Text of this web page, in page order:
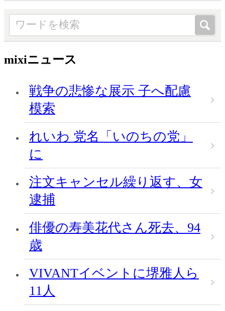
mixiニュース
戦争の悲惨な展示 子へ配慮
模索
れいわ 党名「いのちの党」
に
注文キャンセル繰り返す、女
逮捕
俳優の寿美花代さん死去、94
歳
VIVANTイベントに堺雅人ら
11人